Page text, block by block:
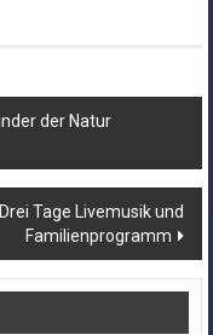
der Natur
Tage Livemusik und
Familienprogramm